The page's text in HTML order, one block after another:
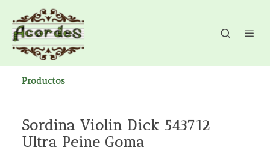
Productos
Sordina Violin Dick 543712
Ultra Peine Goma